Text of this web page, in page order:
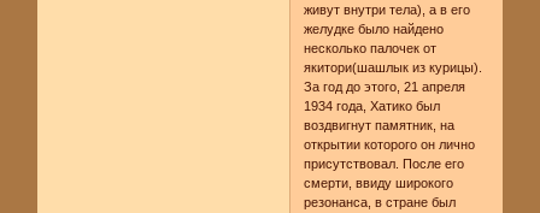
живут внутри тела), а в его
желудке было найдено
несколько палочек от
якитори(шашлык из курицы).
За год до этого, 21 апреля
1934 года, Хатико был
воздвигнут памятник, на
открытии которого он лично
присутствовал. После его
смерти, ввиду широкого
резонанса, в стране был